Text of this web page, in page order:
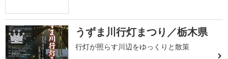
2 うずま川行灯まつり／栃木県
行灯が照らす川辺をゆっくりと散策